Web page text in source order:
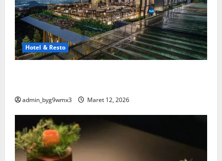
Hotel & Resto
admin_byg9wmx3 Maret 12, 2026